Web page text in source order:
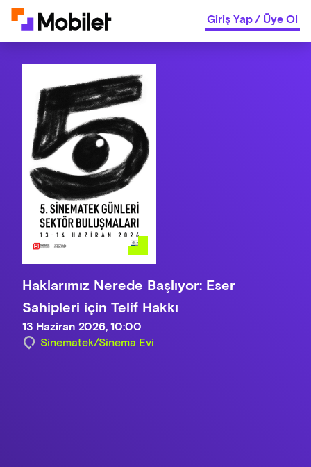
Giriş Yap/Üye Ol
Haklarımız Nerede Başlıyor: Eser
Sahipleri için Telif Hakkı
13 Haziran 2026, 10:00
Sinematek/Sinema Evi